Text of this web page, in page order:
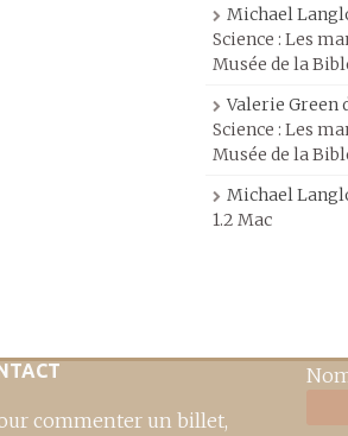
Michael
Science : Les
Musée de la
Valerie Green
Science : Les
Musée de la
Michael
1.2 Mac
commenter un billet,